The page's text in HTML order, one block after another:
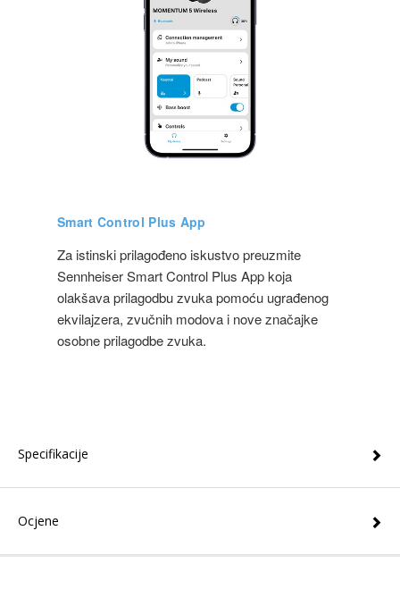
Smart Control Plus App
Za istinski prilagođeno iskustvo preuzmite
Sennheiser Smart Control Plus App koja
olakšava prilagodbu zvuka pomoću ugrađenog
ekvilajzera, zvučnih modova i nove značajke
osobne prilagodbe zvuka.
Specifikacije
Ocjene